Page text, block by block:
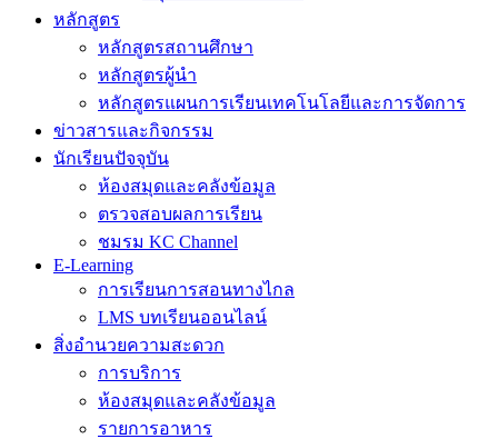
หลักสูตร
หลักสูตรสถานศึกษา
หลักสูตรผู้นำ
หลักสูตรแผนการเรียนเทคโนโลยีและการจัดการ
ข่าวสารและกิจกรรม
นักเรียนปัจจุบัน
ห้องสมุดและคลังข้อมูล
ตรวจสอบผลการเรียน
ชมรม KC Channel
E-Learning
การเรียนการสอนทางไกล
LMS บทเรียนออนไลน์
สิ่งอำนวยความสะดวก
การบริการ
ห้องสมุดและคลังข้อมูล
รายการอาหาร